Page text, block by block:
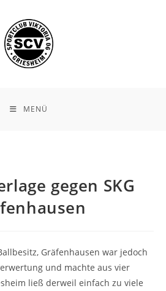
MENÜ
gegen SKG
Gräfenhausen war jedoch
und machte aus vier
ließ derweil einfach zu viele